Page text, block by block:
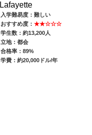
Lafayette
入学難易度：難しい
おすすめ度： ★★☆☆☆
学生数：約13,200人
立地：都会
合格率：89%
学費：約20,000ドル/年